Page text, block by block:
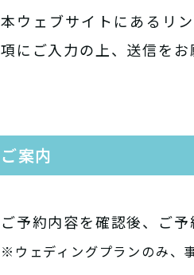
本ウェブサイトにあるリ
項にご入力の上、送信をお
ご案内
ご予約内容を確認後、ご予
※ウェディングプランのみ、